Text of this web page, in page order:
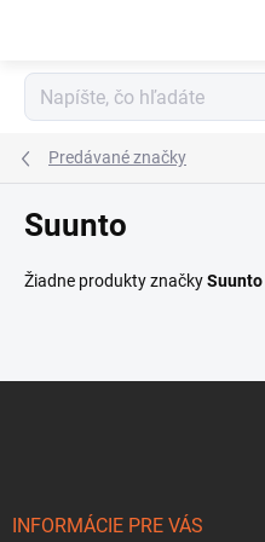
Predávané značky
Suunto
Žiadne produkty značkySuunto
INFORMÁCIE PRE VÁS